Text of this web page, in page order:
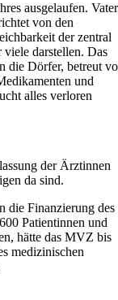
ausgelaufen. Vater
von den
der zentral
darstellen. Das
die Dörfer, betreut
und
alles verloren
der Ärztinnen
da sind.
die Finanzierung des
Patientinnen und
hätte das MVZ bis
medizinischen